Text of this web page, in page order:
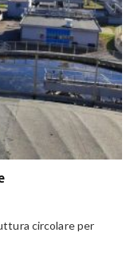
circolare per